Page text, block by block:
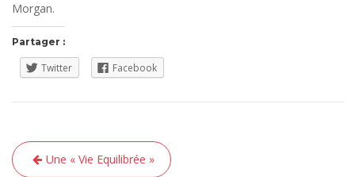
Morgan.
Partager :
Twitter Facebook
Navigation
Une « Vie Equilibrée »